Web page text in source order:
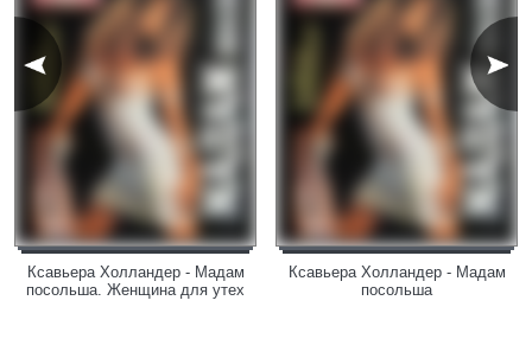
Ксавьера Холландер - Мадам
посольша. Женщина для утех
Ксавьера Холландер - Мадам
посольша